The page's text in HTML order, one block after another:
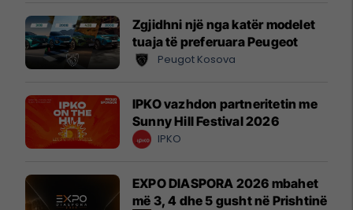
Zgjidhni një nga katër modelet
tuaja të preferuara Peugeot
Peugot Kosova
IPKO vazhdon partneritetin me
Sunny Hill Festival 2026
IPKO
EXPO DIASPORA 2026 mbahet
më 3, 4 dhe 5 gusht në Prishtinë